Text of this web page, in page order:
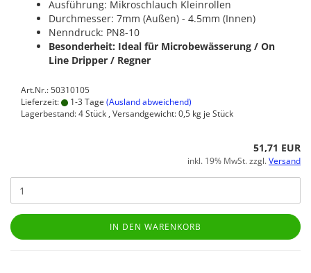
Ausführung: Mikroschlauch Kleinrollen
Durchmesser: 7mm (Außen) - 4.5mm (Innen)
Nenndruck: PN8-10
Besonderheit: Ideal für Microbewässerung / On
Line Dripper / Regner
Art.Nr.: 50310105
Lieferzeit:
1-3 Tage (Ausland abweichend)
Lagerbestand: 4 Stück , Versandgewicht:0,5 kg je Stück
51,71 EUR
inkl. 19% MwSt. zzgl.Versand
IN DEN WARENKORB